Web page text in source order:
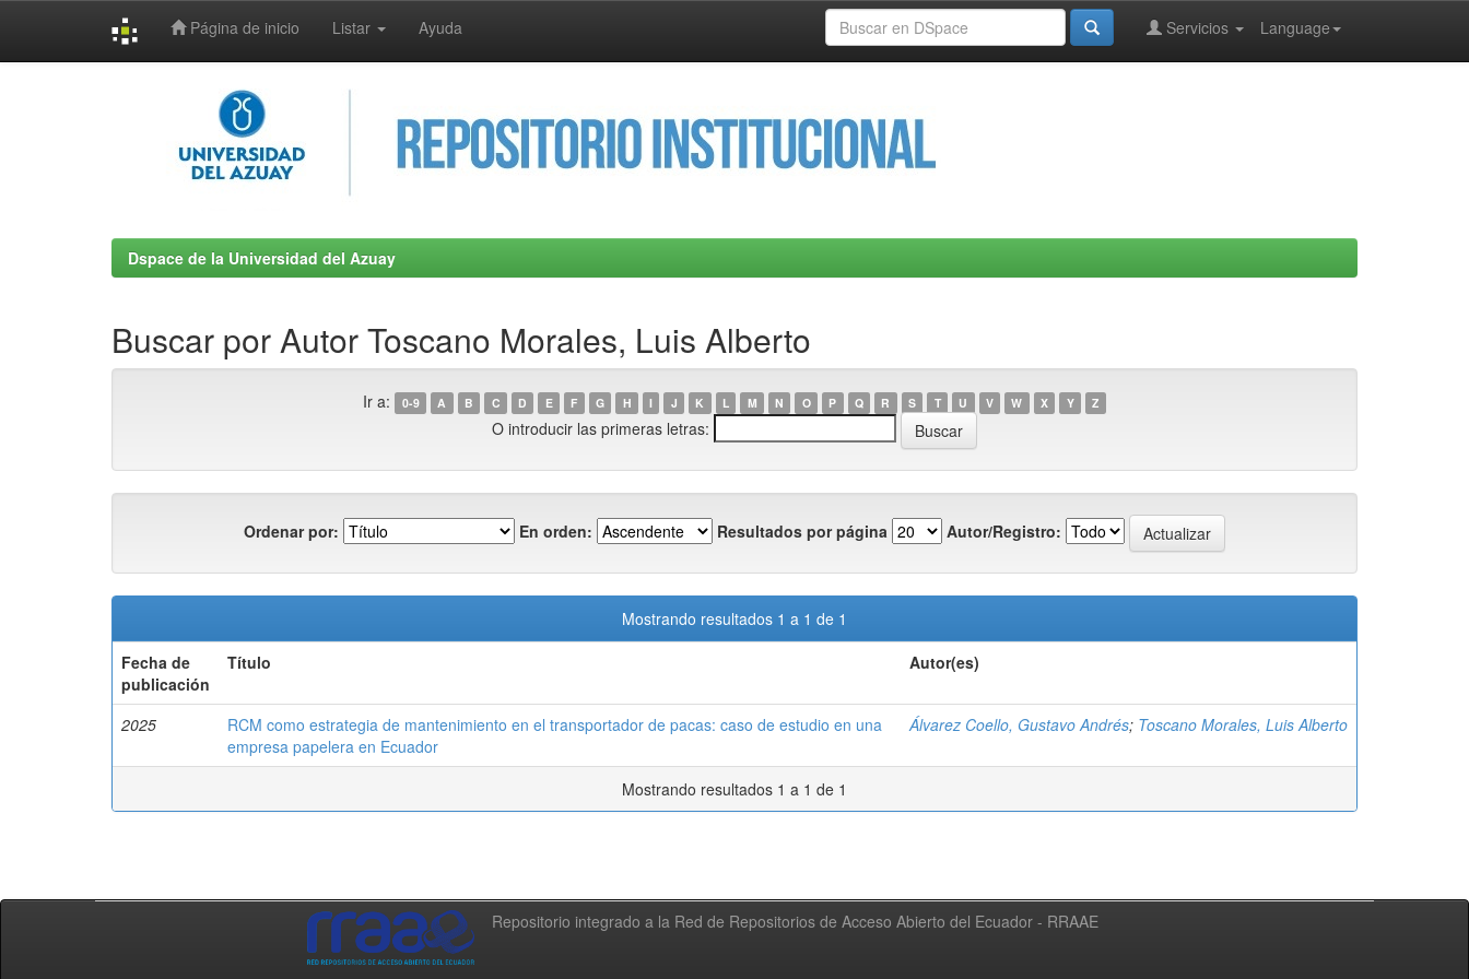
Página de inicio Listar Ayuda Language
Servicios
Dspace de la Universidad del Azuay
Buscar por Autor Toscano Morales, Luis Alberto
Ir a: 0-9 A B C D E F G H I J K L M N O P Q R S T U V W X Y Z
O introducir las primeras letras:
Ordenar por: En orden: Resultados por página Autor/Registro:
Mostrando resultados 1 a 1 de 1
Fecha de
publicación
Título Autor(es)
2025
RCM como estrategia de mantenimiento en el transportador de pacas: caso de estudio en una
empresa papelera en Ecuador
Álvarez Coello, Gustavo Andrés; Toscano Morales, Luis Alberto
Mostrando resultados 1 a 1 de 1
Repositorio integrado a la Red de Repositorios de Acceso Abierto del Ecuador - RRAAE